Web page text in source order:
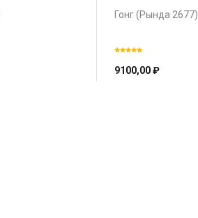
Гонг (Рында 2677)
9100,00₽